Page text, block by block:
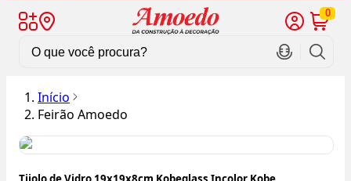
0
Início
Feirão Amoedo